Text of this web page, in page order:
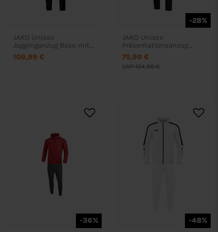
JAKO Unisex
Jogginganzug Base mit
Kapuze
109,99 €
-28%
JAKO Unisex
Präsentationsanzug
Classico mit Kapuze
UVP 104,98 €
75,99 €
-36%
-48%